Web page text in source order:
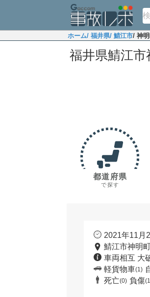
ホーム/ 福井県/ 鯖江市/ 神
福井県鯖江
都道府県
で探す
2021年11月
鯖江市神明
車両相互 大
軽貨物車(1)
死亡(0) 負傷